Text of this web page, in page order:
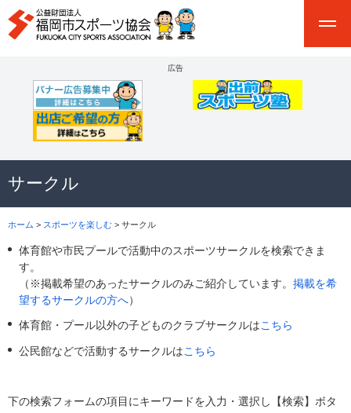
広告
サークル
ホーム > スポーツを楽しむ > サークル
体育館や市民プールで活動中のスポーツサークルを検索できま
す。
（※掲載希望のあったサークルのみご紹介しています。 掲載を希
望するサークルの方へ）
体育館・プール以外の子どものクラブサークルはこちら
公民館などで活動するサークルはこちら
下の検索フォームの項目にキーワードを入力・選択し【検索】ボタ